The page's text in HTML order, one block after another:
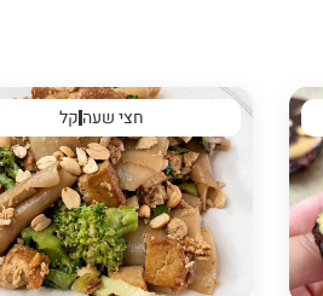
חצי שעה קל